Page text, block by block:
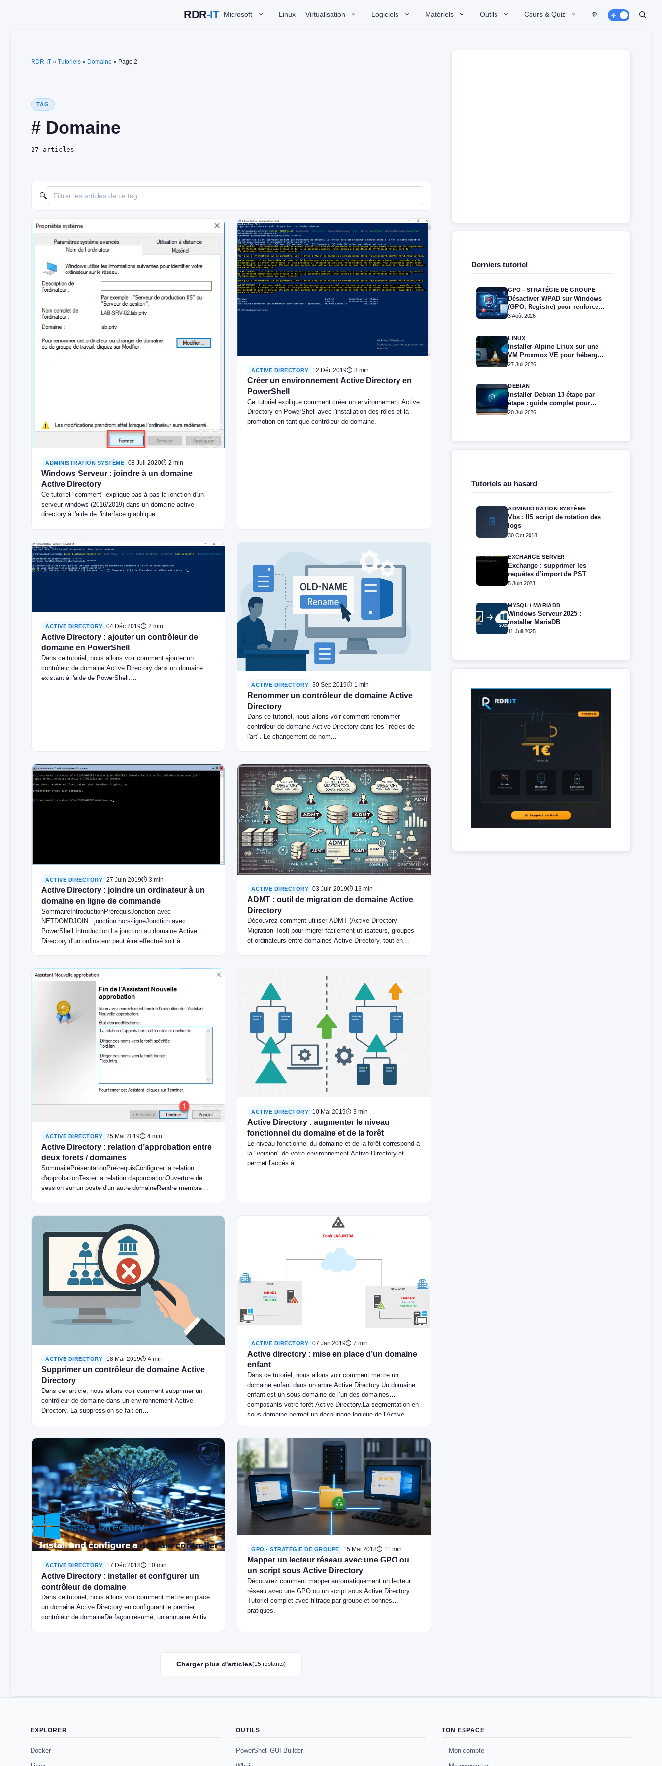
Microsoft Linux Virtualisation Logiciels Matériels Outils Cours & Quiz ⚙️
RDR-IT » Tutoriels » Domaine » Page 2
TAG
# Domaine
27 articles
🔍
ADMINISTRATION SYSTÈME 08 Juil 2020⏱ 2 min
Windows Serveur : joindre à un domaine
Active Directory
Ce tutoriel "comment" explique pas à pas la jonction d'un
serveur windows (2016/2019) dans un domaine active
directory à l'aide de l'interface graphique.
ACTIVE DIRECTORY 12 Déc 2019⏱ 3 min
Créer un environnement Active Directory en
PowerShell
Ce tutoriel explique comment créer un environnement Active
Directory en PowerShell avec l'installation des rôles et la
promotion en tant que contrôleur de domaine.
ACTIVE DIRECTORY 04 Déc 2019⏱ 2 min
Active Directory : ajouter un contrôleur de
domaine en PowerShell
Dans ce tutoriel, nous allons voir comment ajouter un
contrôleur de domaine Active Directory dans un domaine
existant à l'aide de PowerShell.…
ACTIVE DIRECTORY 30 Sep 2019⏱ 1 min
Renommer un contrôleur de domaine Active
Directory
Dans ce tutoriel, nous allons voir comment renommer
contrôleur de domaine Active Directory dans les "règles de
l'art". Le changement de nom…
ACTIVE DIRECTORY 27 Juin 2019⏱ 3 min
Active Directory : joindre un ordinateur à un
domaine en ligne de commande
SommaireIntroductionPrérequisJonction avec
NETDOMDJOIN : jonction hors-ligneJonction avec
PowerShell Introduction La jonction au domaine Active
Directory d'un ordinateur peut être effectué soit à…
ACTIVE DIRECTORY 03 Juin 2019⏱ 13 min
ADMT : outil de migration de domaine Active
Directory
Découvrez comment utiliser ADMT (Active Directory
Migration Tool) pour migrer facilement utilisateurs, groupes
et ordinateurs entre domaines Active Directory, tout en
ACTIVE DIRECTORY 25 Mai 2019⏱ 4 min
Active Directory : relation d’approbation entre
deux forets / domaines
SommairePrésentationPré-requisConfigurer la relation
d'approbationTester la relation d'approbationOuverture de
session sur un poste d'un autre domaineRendre membre
ACTIVE DIRECTORY 10 Mai 2019⏱ 3 min
Active Directory : augmenter le niveau
fonctionnel du domaine et de la forêt
Le niveau fonctionnel du domaine et de la forêt correspond à
la "version" de votre environnement Active Directory et
permet l'accès à…
ACTIVE DIRECTORY 18 Mar 2019⏱ 4 min
Supprimer un contrôleur de domaine Active
Directory
Dans cet article, nous allons voir comment supprimer un
contrôleur de domaine dans un environnement Active
Directory. La suppression se fait en…
ACTIVE DIRECTORY 07 Jan 2019⏱ 7 min
Active directory : mise en place d’un domaine
enfant
Dans ce tutoriel, nous allons voir comment mettre un
domaine enfant dans un arbre Active Directory.Un domaine
enfant est un sous-domaine de l’un des domaines
composants votre forêt Active Directory.La segmentation en
sous-domaine permet un découpage logique de l'Active
ACTIVE DIRECTORY 17 Déc 2018⏱ 10 min
Active Directory : installer et configurer un
contrôleur de domaine
Dans ce tutoriel, nous allons voir comment mettre en place
un domaine Active Directory en configurant le premier
contrôleur de domaineDe façon résumé, un annuaire Active
Gestion des droits Application de stratégies (GPO) …
GPO - STRATÉGIE DE GROUPE 15 Mai 2018⏱ 11 min
Mapper un lecteur réseau avec une GPO ou
un script sous Active Directory
Découvrez comment mapper automatiquement un lecteur
réseau avec une GPO ou un script sous Active Directory.
Tutoriel complet avec filtrage par groupe et bonnes
pratiques.
Charger plus d'articles(15 restants)
Derniers tutoriel
GPO - STRATÉGIE DE GROUPE
Désactiver WPAD sur Windows
(GPO, Registre) pour renforcer
la sécurité
3 Août 2026
LINUX
Installer Alpine Linux sur une
VM Proxmox VE pour héberger
Docker et Docker Compose
27 Juil 2026
DEBIAN
Installer Debian 13 étape par
étape : guide complet pour
débutants et administrateurs
20 Juil 2026
Tutoriels au hasard
📄
ADMINISTRATION SYSTÈME
Vbs : IIS script de rotation des
logs
30 Oct 2018
EXCHANGE SERVER
Exchange : supprimer les
requêtes d’import de PST
5 Juin 2023
MYSQL / MARIADB
Windows Serveur 2025 :
installer MariaDB
11 Juil 2025
EXPLORER
Docker
OUTILS
PowerShell GUI Builder
TON ESPACE
Mon compte